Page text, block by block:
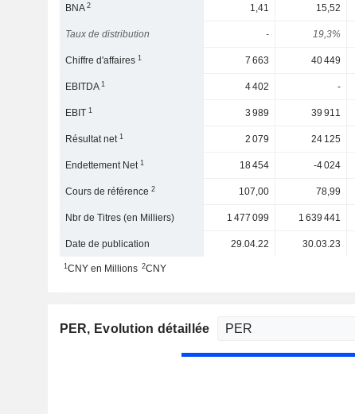
BNA2 1,41 15,52
Taux de distribution - 19,3%
Chiffre d'affaires1 7 663 40 449
EBITDA1 4 402 -
EBIT1 3 989 39 911
Résultat net1 2 079 24 125
Endettement Net1 18 454 -4 024
Cours de référence2 107,00 78,99
Nbr de Titres (en Milliers) 1 477 099 1 639 441
Date de publication 29.04.22 30.03.23
1CNY en Millions 2CNY
PER, Evolution détaillée